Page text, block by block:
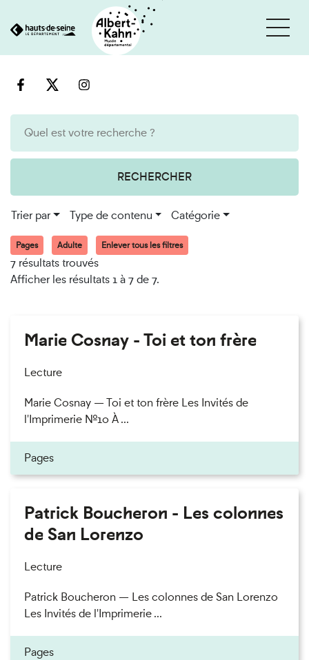
au
RECHERCHER
Trier par Type de contenu Catégorie
Pages Adulte Enlever tous les filtres
7 résultats trouvés
Afficher les résultats 1 à 7 de 7.
Marie Cosnay - Toi et ton frère
Lecture
Marie Cosnay — Toi et ton frère Les Invités de
l'Imprimerie n°10 À ...
Pages
Patrick Boucheron - Les colonnes
de San Lorenzo
Lecture
Patrick Boucheron — Les colonnes de San Lorenzo
Les Invités de l'Imprimerie ...
Pages
Cookies et traceurs utilisés sur ce site